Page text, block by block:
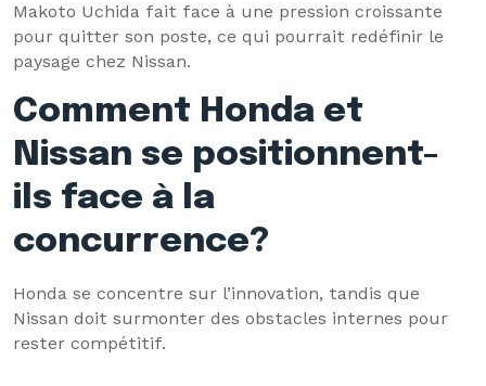
Makoto Uchida fait face à une pression croissante
pour quitter son poste, ce qui pourrait redéfinir le
paysage chez Nissan.
Comment Honda et
Nissan se positionnent-
ils face à la
concurrence?
Honda se concentre sur l’innovation, tandis que
Nissan doit surmonter des obstacles internes pour
rester compétitif.